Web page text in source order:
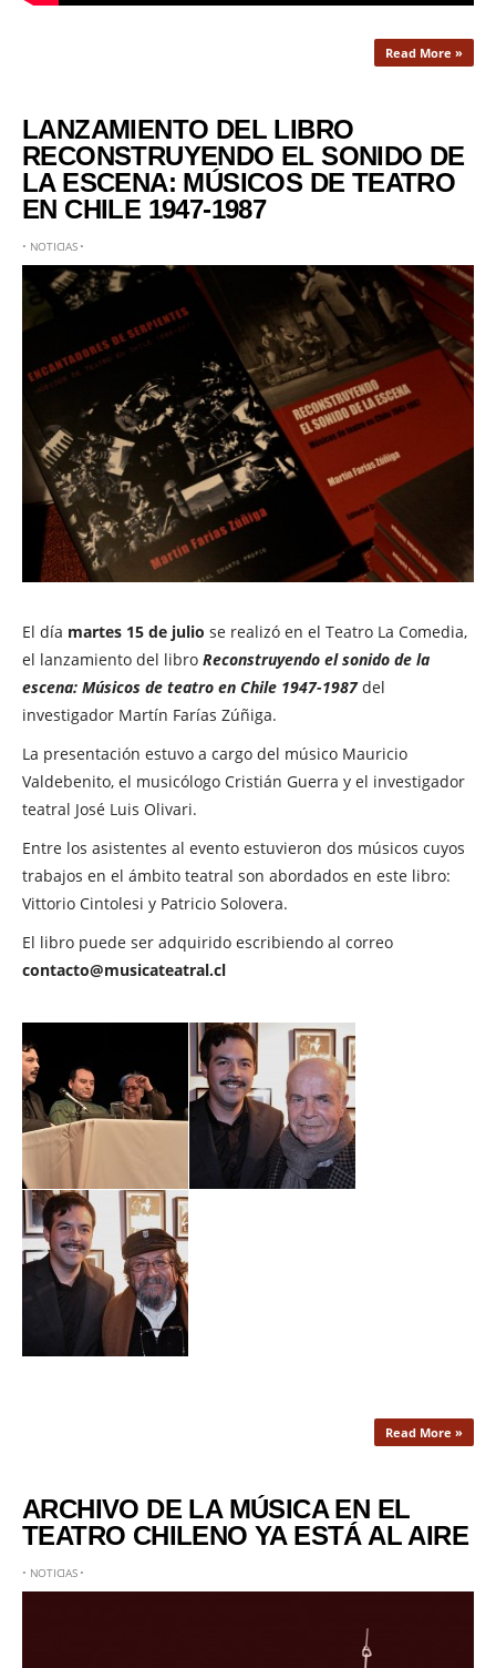
Read More »
LANZAMIENTO DEL LIBRO
RECONSTRUYENDO EL SONIDO DE
LA ESCENA: MÚSICOS DE TEATRO
EN CHILE 1947-1987
• NOTICIAS•
El día martes 15 de julio se realizó en el Teatro La Comedia,
el lanzamiento del libro Reconstruyendo el sonido de la
escena: Músicos de teatro en Chile 1947-1987del
investigador Martín Farías Zúñiga.
La presentación estuvo a cargo del músico Mauricio
Valdebenito, el musicólogo Cristián Guerra y el investigador
teatral José Luis Olivari.
Entre los asistentes al evento estuvieron dos músicos cuyos
trabajos en el ámbito teatral son abordados en este libro:
Vittorio Cintolesi y Patricio Solovera.
El libro puede ser adquirido escribiendo al correo
contacto@musicateatral.cl
Read More »
ARCHIVO DE LA MÚSICA EN EL
TEATRO CHILENO YA ESTÁ AL AIRE
• NOTICIAS•